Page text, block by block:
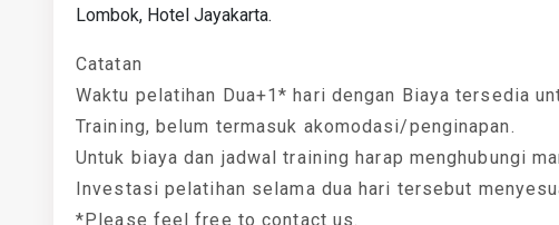
Lombok, Hotel Jayakarta.
Catatan
Waktu pelatihan Dua+1* hari dengan Biaya tersedia
Training, belum termasuk akomodasi/penginapan.
Untuk biaya dan jadwal training harap menghubungi
Investasi pelatihan selama dua hari tersebut
*Please feel free to contact us.